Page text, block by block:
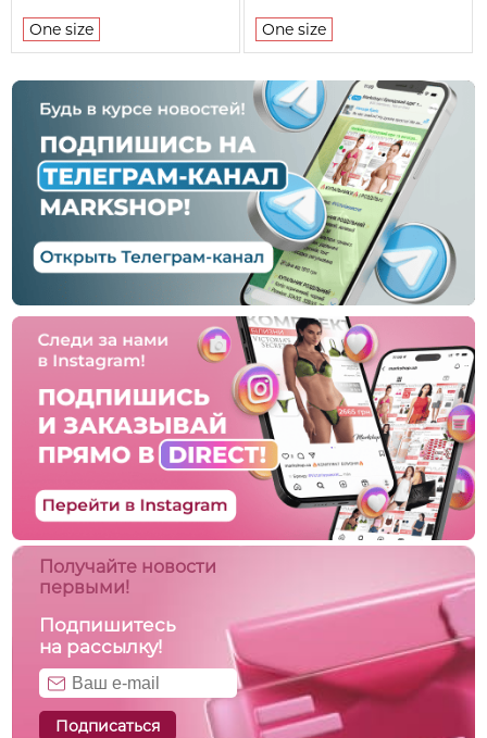
One size One size
Получайте новости
первыми!
Подпишитесь
на рассылку!
Подписаться